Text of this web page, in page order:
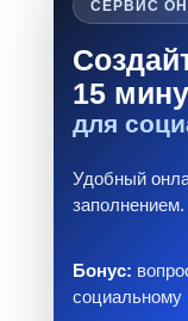
СЕРВИС
15
для
Удобный
заполнением.
Бонус:
социальному